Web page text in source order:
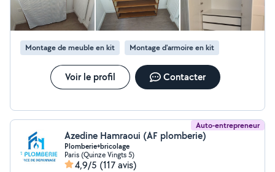
Montage de meuble en kit Montage d'armoire en kit
Voir le profil Contacter
Auto-entrepreneur
Azedine Hamraoui (AF plomberie)
Plomberie+bricolage
Paris (Quinze Vingts 5)
4,9/5 (117 avis)